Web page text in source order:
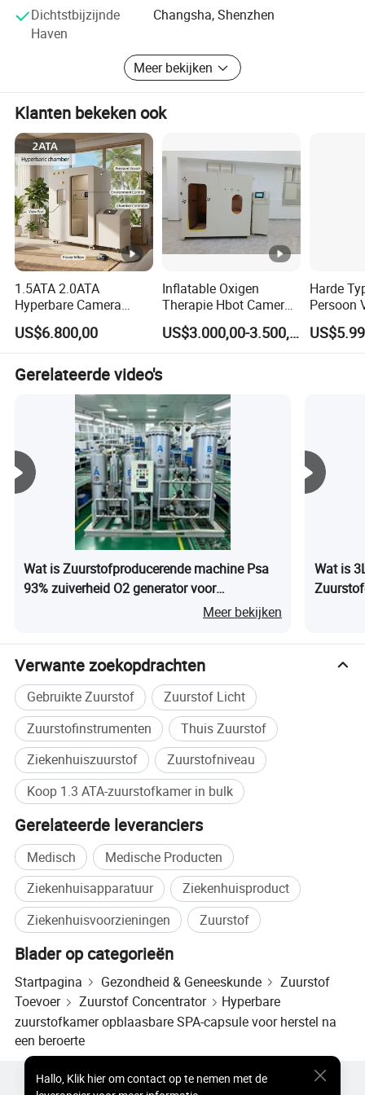
Dichtstbijzijnde
Haven
Changsha, Shenzhen
Meer bekijken
Klanten bekeken ook
1.5ATA 2.0ATA
Hyperbare Camera
Hyperbare
Zuurstofkamer voor
Wellnesscentrum
Binnenlopen & Zittend
Hbot Thuis Hyperbare
Kamer Fysiotherapie
Apparatuur
US$6.800,00
Inflatable Oxigen
Therapie Hbot Camera
Hyperbare
Zuurstofkamer Zittend
Model 1.5 ATA Sofsthell
Hyperbare Kamer
US$3.000,00-3.500,00
Harde
Persoon
Hoge
Gerelateerde video's
Wat is Zuurstofproducerende machine Psa
93% zuiverheid O2 generator voor
Meer bekijken
Wat is
Verwante zoekopdrachten
Gebruikte Zuurstof
Zuurstof Licht
Zuurstofinstrumenten
Thuis Zuurstof
Ziekenhuiszuurstof
Zuurstofniveau
Koop 1.3 ATA-zuurstofkamer in bulk
Gerelateerde leveranciers
Medisch
Medische Producten
Ziekenhuisapparatuur
Ziekenhuisproduct
Ziekenhuisvoorzieningen
Zuurstof
Blader op categorieën
Startpagina Gezondheid & Geneeskunde
Zuurstof
Toevoer
Zuurstof Concentrator
Hyperbare
zuurstofkamer opblaasbare SPA-capsule voor herstel na
een beroerte
Populaire producten Hot Products-prijs